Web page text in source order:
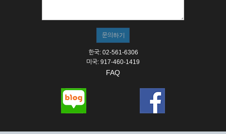
한국: 02-561-6306
미국: 917-460-1419
FAQ